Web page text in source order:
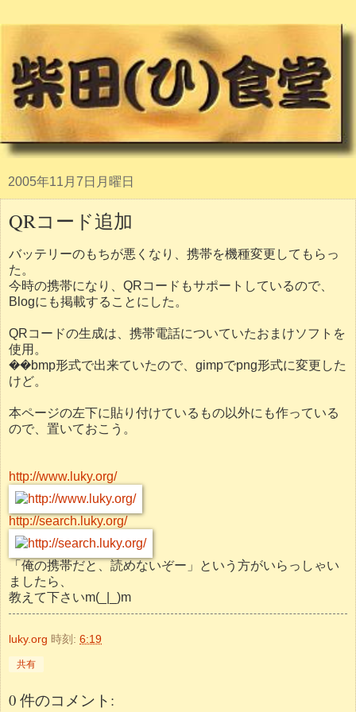
2005年11月7日月曜日
QRコード追加
バッテリーのもちが悪くなり、携帯を機種変更してもらっ
た。
今時の携帯になり、QRコードもサポートしているので、
Blogにも掲載することにした。
QRコードの生成は、携帯電話についていたおまけソフトを
使用。
��bmp形式で出来ていたので、gimpでpng形式に変更した
けど。
本ページの左下に貼り付けているもの以外にも作っている
ので、置いておこう。
http://www.luky.org/
http://search.luky.org/
「俺の携帯だと、読めないぞー」という方がいらっしゃい
ましたら、
教えて下さいm(_|_)m
luky.org 時刻: 6:19
共有
0 件のコメント: